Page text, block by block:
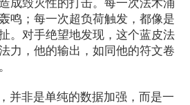
成毁灭性的打击。每一次法术涌
鸣；每一次超负荷触发，都像是
。对手绝望地发现，这个蓝皮法
力，他的输出，如同他的符文卷
并非是单纯的数据加强，而是一